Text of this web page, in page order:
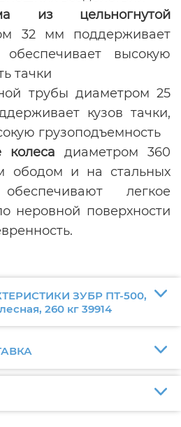
из цельногнутой
32 мм поддерживает
высокую
тачки
трубы диаметром 25
кузов тачки,
грузоподъемность
колеса диаметром 360
ободом и на стальных
легкое
неровной поверхности
ЗУБР ПТ-500,
260 кг 39914